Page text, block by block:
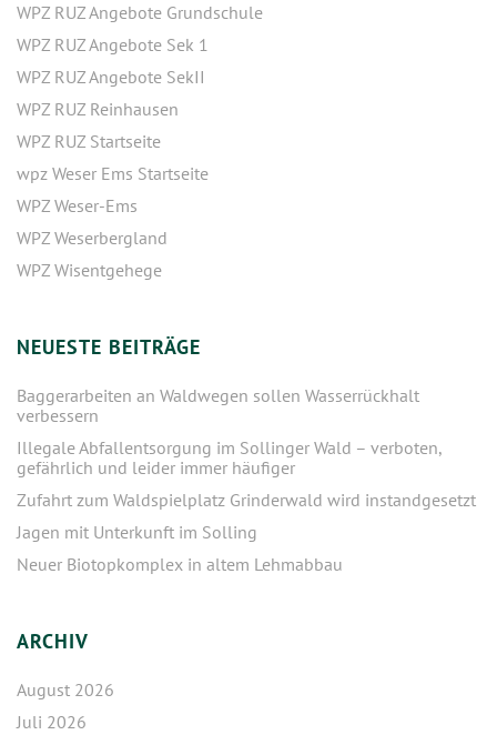
WPZ RUZ Angebote Grundschule
WPZ RUZ Angebote Sek 1
WPZ RUZ Angebote SekII
WPZ RUZ Reinhausen
WPZ RUZ Startseite
wpz Weser Ems Startseite
WPZ Weser-Ems
WPZ Weserbergland
WPZ Wisentgehege
NEUESTE BEITRÄGE
Baggerarbeiten an Waldwegen sollen Wasserrückhalt
verbessern
Illegale Abfallentsorgung im Sollinger Wald – verboten,
gefährlich und leider immer häufiger
Zufahrt zum Waldspielplatz Grinderwald wird instandgesetzt
Jagen mit Unterkunft im Solling
Neuer Biotopkomplex in altem Lehmabbau
ARCHIV
August 2026
Juli 2026